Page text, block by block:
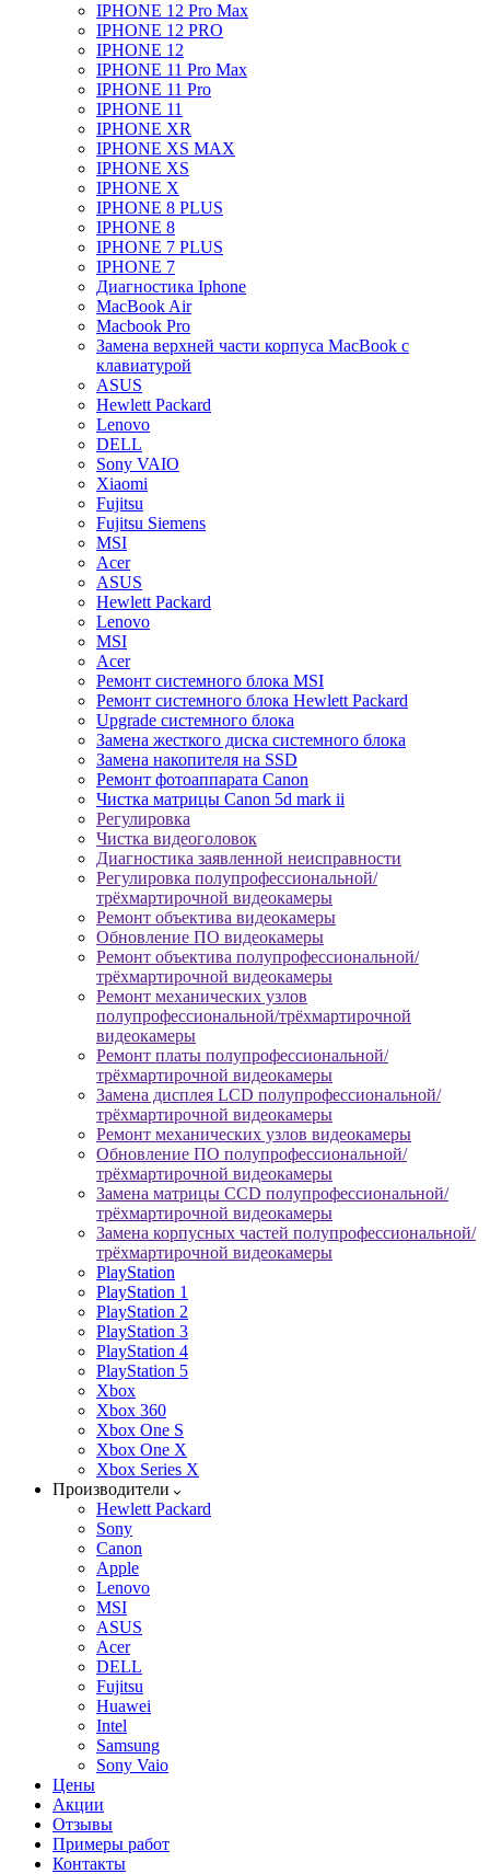
IPHONE 12 Pro Max
IPHONE 12 PRO
IPHONE 12
IPHONE 11 Pro Max
IPHONE 11 Pro
IPHONE 11
IPHONE XR
IPHONE XS MAX
IPHONE XS
IPHONE X
IPHONE 8 PLUS
IPHONE 8
IPHONE 7 PLUS
IPHONE 7
Диагностика Iphone
MacBook Air
Macbook Pro
Замена верхней части корпуса MacBook с
клавиатурой
ASUS
Hewlett Packard
Lenovo
DELL
Sony VAIO
Xiaomi
Fujitsu
Fujitsu Siemens
MSI
Acer
ASUS
Hewlett Packard
Lenovo
MSI
Acer
Ремонт системного блока MSI
Ремонт системного блока Hewlett Packard
Upgrade системного блока
Замена жесткого диска системного блока
Замена накопителя на SSD
Ремонт фотоаппарата Canon
Чистка матрицы Canon 5d mark ii
Регулировка
Чистка видеоголовок
Диагностика заявленной неисправности
Регулировка полупрофессиональной/
трёхмартирочной видеокамеры
Ремонт объектива видеокамеры
Обновление ПО видеокамеры
Ремонт объектива полупрофессиональной/
трёхмартирочной видеокамеры
Ремонт механических узлов
полупрофессиональной/трёхмартирочной
видеокамеры
Ремонт платы полупрофессиональной/
трёхмартирочной видеокамеры
Замена дисплея LCD полупрофессиональной/
трёхмартирочной видеокамеры
Ремонт механических узлов видеокамеры
Обновление ПО полупрофессиональной/
трёхмартирочной видеокамеры
Замена матрицы CCD полупрофессиональной/
трёхмартирочной видеокамеры
Замена корпусных частей полупрофессиональной/
трёхмартирочной видеокамеры
PlayStation
PlayStation 1
PlayStation 2
PlayStation 3
PlayStation 4
PlayStation 5
Xbox
Xbox 360
Xbox One S
Xbox One X
Xbox Series X
Производители
Hewlett Packard
Sony
Canon
Apple
Lenovo
MSI
ASUS
Acer
DELL
Fujitsu
Huawei
Intel
Samsung
Sony Vaio
Цены
Акции
Отзывы
Примеры работ
Контакты